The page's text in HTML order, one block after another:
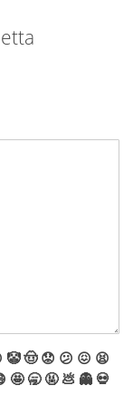
🤡🤠 😟 😕 😖 😫
🤩 🥱 🤬 💩 👻 💀